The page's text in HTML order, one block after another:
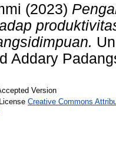
(2023)
Addary
Version
Creative Commons